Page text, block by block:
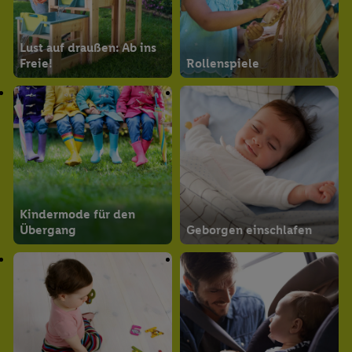
Lust auf draußen: Ab ins
Freie!
Rollenspiele
Kindermode für den
Übergang
Geborgen einschlafen